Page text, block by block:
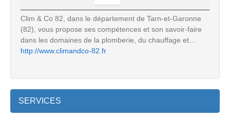
Clim & Co 82, dans le département de Tarn-et-Garonne
(82), vous propose ses compétences et son savoir-faire
dans les domaines de la plomberie, du chauffage et...
http://www.climandco-82.fr
SERVICES